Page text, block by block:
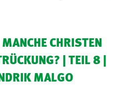
CHRISTEN
| TEIL 8 |
MALGO